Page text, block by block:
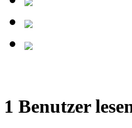
1 Benutzer